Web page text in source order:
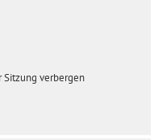
Sitzung verbergen